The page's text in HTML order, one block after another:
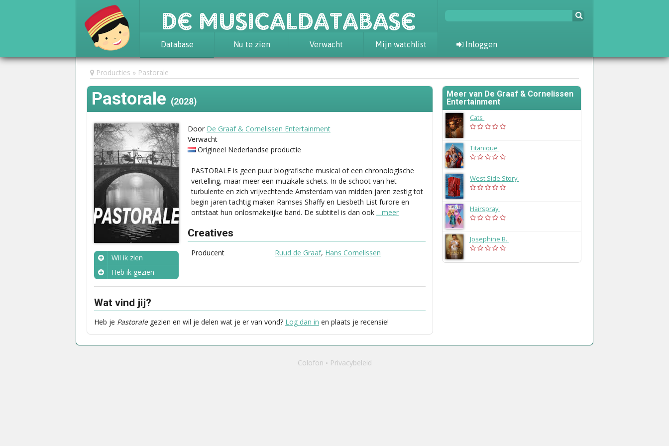
De Musicaldatabase
Database
Achtergrond
Awards
Statistieken
Nu te zien Verwacht Mijn watchlist Inloggen
Producties Pastorale
Pastorale (2028)
Wil ik zien
Heb ik gezien
Wanneer?
Door De Graaf & Cornelissen Entertainment
Verwacht
Origineel Nederlandse productie
PASTORALE is geen puur biografische musical of een chronologische
vertelling, maar meer een muzikale schets. In de schoot van het
turbulente en zich vrijvechtende Amsterdam van midden jaren zestig tot
begin jaren tachtig maken Ramses Shaffy en Liesbeth List furore en
ontstaat hun onlosmakelijke band. De subtitel is dan ook …meer
Creatives
Producent Ruud de Graaf, Hans Cornelissen
Wat vind jij?
Heb je Pastoralegezien en wil je delen wat je er van vond? Log dan in en plaats je recensie!
Meer van De Graaf & Cornelissen
Entertainment
Cats
Titanique
West Side Story
Hairspray
Josephine B.
Colofon Privacybeleid